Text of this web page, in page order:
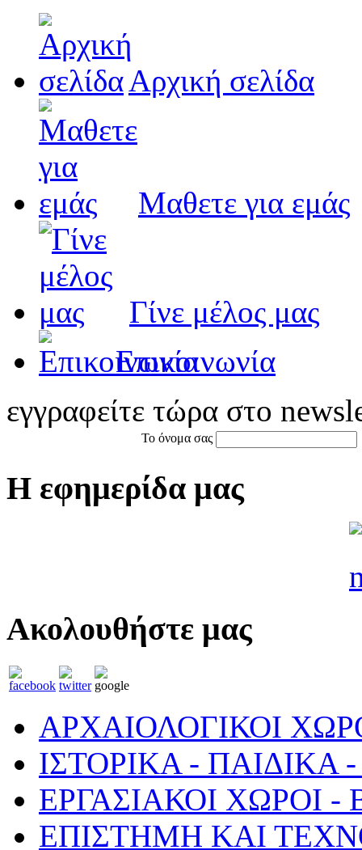
Αρχική σελίδα
Μαθετε για εμάς
Γίνε μέλος μας
Eπικοινωνία
εγγραφείτε τώρα στο
Το όνομα σας
Η εφημερίδα μας
Ακολουθήστε μας
ΑΡΧΑΙΟΛΟΓΙΚΟΙ
ΙΣΤΟΡΙΚΑ -
ΕΡΓΑΣΙΑΚΟΙ ΧΩΡΟΙ
ΕΠΙΣΤΗΜΗ ΚΑΙ